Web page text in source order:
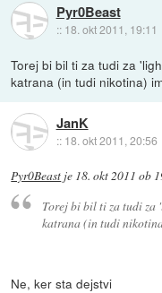
Pyr0Beast
:: 18. okt 2011, 19:11
Torej bi bil ti za tudi za
katrana (in tudi nikotina)
JanK
:: 18. okt 2011, 20:56
Pyr0Beast je 18. okt 2011 ob
Torej bi bil ti za tudi za
katrana (in tudi
Ne, ker sta dejstvi